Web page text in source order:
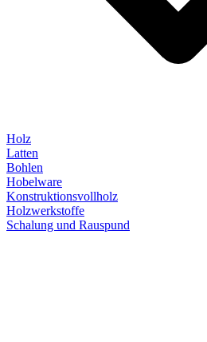
Holz
Latten
Bohlen
Hobelware
Konstruktionsvollholz
Holzwerkstoffe
Schalung und Rauspund